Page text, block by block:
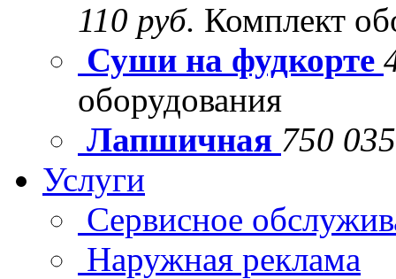
110 руб. Комплект
Суши на фудкорте
оборудования
Лапшичная 750
Услуги
Сервисное
Наружная реклама